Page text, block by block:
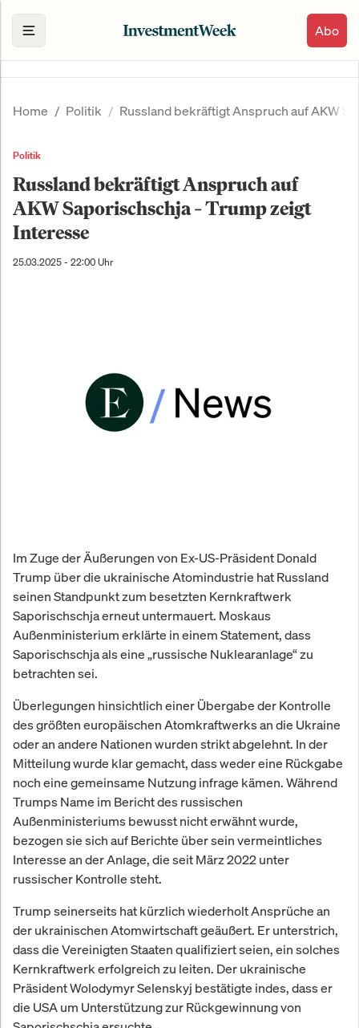
Abo
Home Politik Russland bekräftigt Anspruch auf AKW
Politik
Russland bekräftigt Anspruch auf
AKW Saporischschja – Trump zeigt
Interesse
25.03.2025 - 22:00 Uhr
Im Zuge der Äußerungen von Ex-US-Präsident Donald
Trump über die ukrainische Atomindustrie hat Russland
seinen Standpunkt zum besetzten Kernkraftwerk
Saporischschja erneut untermauert. Moskaus
Außenministerium erklärte in einem Statement, dass
Saporischschja als eine „russische Nuklearanlage“ zu
betrachten sei.
Überlegungen hinsichtlich einer Übergabe der Kontrolle
des größten europäischen Atomkraftwerks an die Ukraine
oder an andere Nationen wurden strikt abgelehnt. In der
Mitteilung wurde klar gemacht, dass weder eine Rückgabe
noch eine gemeinsame Nutzung infrage kämen. Während
Trumps Name im Bericht des russischen
Außenministeriums bewusst nicht erwähnt wurde,
bezogen sie sich auf Berichte über sein vermeintliches
Interesse an der Anlage, die seit März 2022 unter
russischer Kontrolle steht.
Trump seinerseits hat kürzlich wiederholt Ansprüche an
der ukrainischen Atomwirtschaft geäußert. Er unterstrich,
dass die Vereinigten Staaten qualifiziert seien, ein solches
Kernkraftwerk erfolgreich zu leiten. Der ukrainische
Präsident Wolodymyr Selenskyj bestätigte indes, dass er
die USA um Unterstützung zur Rückgewinnung von